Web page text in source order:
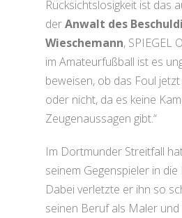
Rücksichtslosigkeit ist das
derAnwalt des
Wieschemann, SPIEGEL
im Amateurfußball ist es
beweisen, ob das Foul
oder nicht, da es keine
Zeugenaussagen gibt.“
Im Dortmunder Streitfall
seinem Gegenspieler in
Dabei verletzte er ihn so
seinen Beruf als Maler